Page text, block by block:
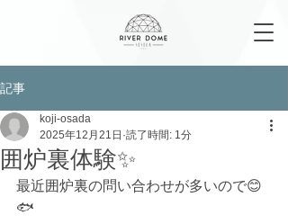
記事
囲炉裏体験✨
koji-osada
2025年12月21日 読了時間: 1分
最近囲炉裏の問い合わせが多いので😊
🐟